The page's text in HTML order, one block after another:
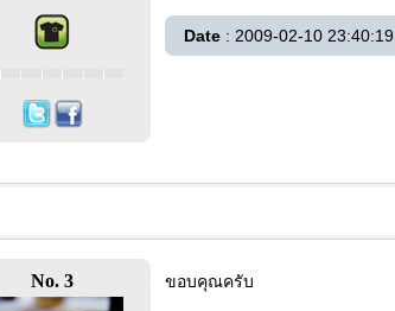
Date : 2009-02-10 23:40:19
No. 3 ขอบคุณครับ